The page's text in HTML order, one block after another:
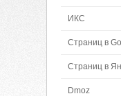
ИКС
Страниц в
Страниц в
Dmoz